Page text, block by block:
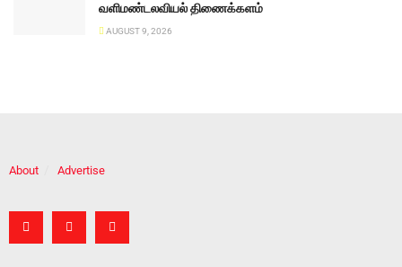
வளிமண்டலவியல் திணைக்களம்
AUGUST 9, 2026
About Advertise